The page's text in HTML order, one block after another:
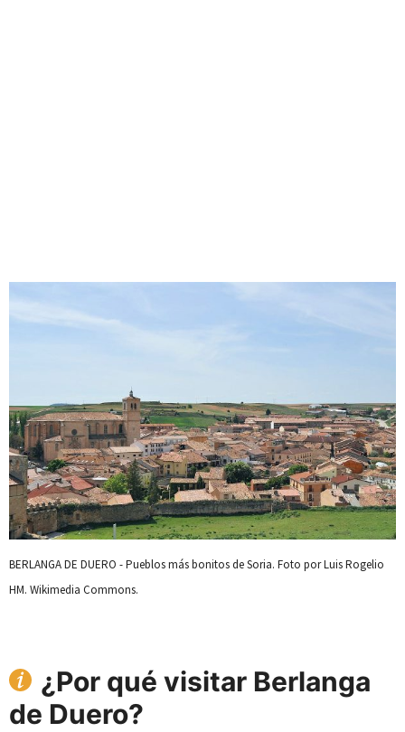
BERLANGA DE DUERO - Pueblos más bonitos de Soria. Foto por Luis Rogelio
HM. Wikimedia Commons.
¿Por qué visitar Berlanga
de Duero?